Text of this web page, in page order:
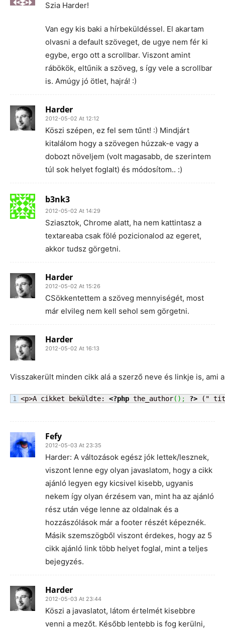
Szia Harder!
Van egy kis baki a hírbeküldéssel. El akartam
olvasni a default szöveget, de ugye nem fér ki
egybe, ergo ott a scrollbar. Viszont amint
rábökök, eltűnik a szöveg, s így vele a scrollbar
is. Amúgy jó ötlet, hajrá! :)
Harder
2012-05-02 At 12:12
Köszi szépen, ez fel sem tűnt! :) Mindjárt
kitalálom hogy a szövegen húzzak-e vagy a
dobozt növeljem (volt magasabb, de szerintem
túl sok helyet foglalt) és módosítom.. :)
b3nk3
2012-05-02 At 14:29
Sziasztok, Chrome alatt, ha nem kattintasz a
textareaba csak fölé pozicionalod az egeret,
akkor tudsz görgetni.
Harder
2012-05-02 At 15:26
CSökkentettem a szöveg mennyiségét, most
már elvileg nem kell sehol sem görgetni.
Harder
2012-05-02 At 16:13
Visszakerült minden cikk alá a szerző neve és linkje is,
<p>A cikket beküldte: <?php the_author( ) ; ?> ("
Fefy
2012-05-03 At 23:35
Harder: A változások egész jók lettek/lesznek,
viszont lenne egy olyan javaslatom, hogy a cikk
ajánló legyen egy kicsivel kisebb, ugyanis
nekem így olyan érzésem van, mint ha az ajánló
rész után vége lenne az oldalnak és a
hozzászólások már a footer részét képeznék.
Másik szemszögből viszont érdekes, hogy az 5
cikk ajánló link több helyet foglal, mint a teljes
bejegyzés.
Harder
2012-05-03 At 23:44
Köszi a javaslatot, látom értelmét kisebbre
venni a mezőt. Később lentebb is fog kerülni,